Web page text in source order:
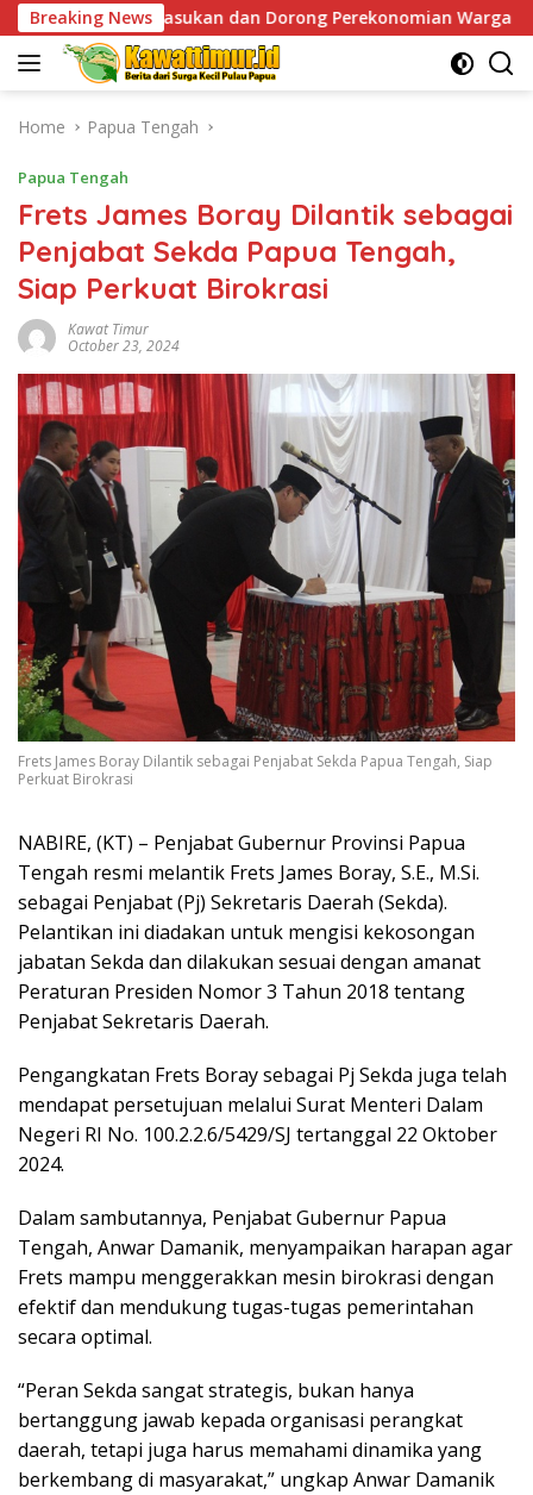
Skip
to
content
Breaking News
dan Dorong Perekonomian Warga Sentuhan
Home Papua Tengah
Papua Tengah
Frets James Boray Dilantik sebagai
Penjabat Sekda Papua Tengah,
Siap Perkuat Birokrasi
Kawat Timur
October 23, 2024
Frets James Boray Dilantik sebagai Penjabat Sekda Papua Tengah, Siap
Perkuat Birokrasi
NABIRE, (KT) – Penjabat Gubernur Provinsi Papua
Tengah resmi melantik Frets James Boray, S.E., M.Si.
sebagai Penjabat (Pj) Sekretaris Daerah (Sekda).
Pelantikan ini diadakan untuk mengisi kekosongan
jabatan Sekda dan dilakukan sesuai dengan amanat
Peraturan Presiden Nomor 3 Tahun 2018 tentang
Penjabat Sekretaris Daerah.
Pengangkatan Frets Boray sebagai Pj Sekda juga telah
mendapat persetujuan melalui Surat Menteri Dalam
Negeri RI No. 100.2.2.6/5429/SJ tertanggal 22 Oktober
2024.
Dalam sambutannya, Penjabat Gubernur Papua
Tengah, Anwar Damanik, menyampaikan harapan agar
Frets mampu menggerakkan mesin birokrasi dengan
efektif dan mendukung tugas-tugas pemerintahan
secara optimal.
“Peran Sekda sangat strategis, bukan hanya
bertanggung jawab kepada organisasi perangkat
daerah, tetapi juga harus memahami dinamika yang
berkembang di masyarakat,” ungkap Anwar Damanik